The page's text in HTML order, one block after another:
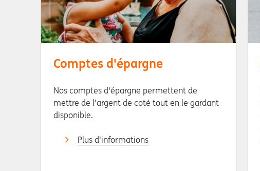
Comptes d'épargne
Nos comptes d'épargne permettent de
mettre de l'argent de coté tout en le gardant
disponible.
Plus d'informations